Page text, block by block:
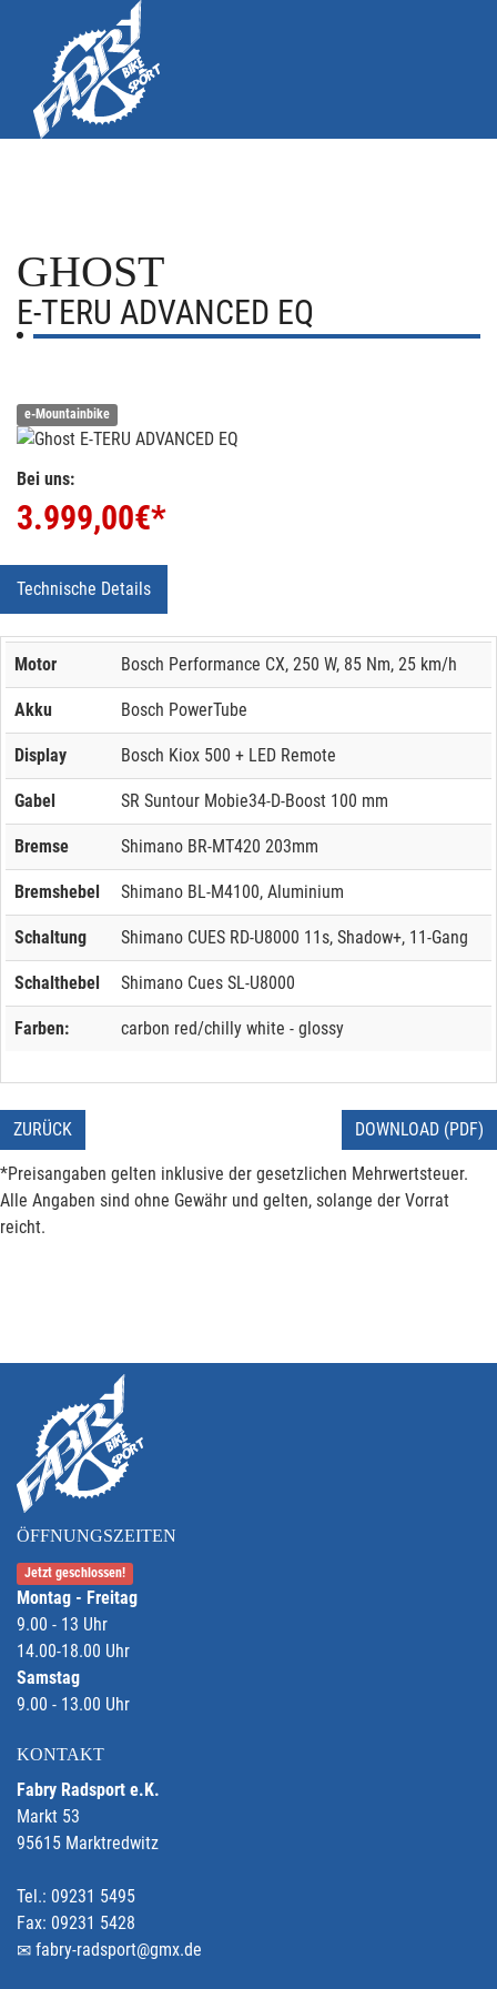
GHOST
E-TERU ADVANCED EQ
e-Mountainbike
Bei uns:
3.999,00€*
Technische Details
Motor Bosch Performance CX, 250 W, 85 Nm, 25 km/h
Akku Bosch PowerTube
Display Bosch Kiox 500 + LED Remote
Gabel SR Suntour Mobie34-D-Boost 100 mm
Bremse Shimano BR-MT420 203mm
Bremshebel Shimano BL-M4100, Aluminium
Schaltung Shimano CUES RD-U8000 11s, Shadow+, 11-Gang
Schalthebel Shimano Cues SL-U8000
Farben: carbon red/chilly white - glossy
ZURÜCK DOWNLOAD (PDF)
*Preisangaben gelten inklusive der gesetzlichen Mehrwertsteuer.
Alle Angaben sind ohne Gewähr und gelten, solange der Vorrat
reicht.
ÖFFNUNGSZEITEN
Jetzt geschlossen!
Montag - Freitag
9.00 - 13 Uhr
14.00-18.00 Uhr
Samstag
9.00 - 13.00 Uhr
KONTAKT
Fabry Radsport e.K.
Markt 53
95615 Marktredwitz
Tel.: 09231 5495
Fax: 09231 5428
fabry-radsport@gmx.de